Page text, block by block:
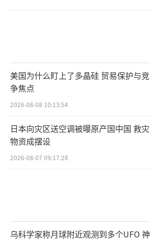
美国为什么盯上了多晶硅 贸易保护与竞
争焦点
2026-08-08 10:13:54
日本向灾区送空调被曝原产国中国 救灾
物资成摆设
2026-08-07 09:17:28
乌科学家称月球附近观测到多个UFO 神